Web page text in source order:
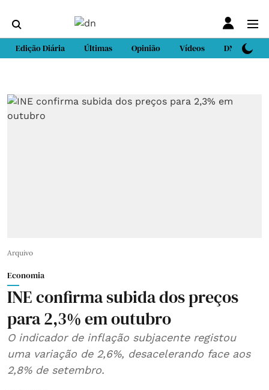
Edição Diária Últimas Opinião Vídeos DN Sport
Arquivo
Economia
INE confirma subida dos preços
para 2,3% em outubro
O indicador de inflação subjacente registou
uma variação de 2,6%, desacelerando face aos
2,8% de setembro.